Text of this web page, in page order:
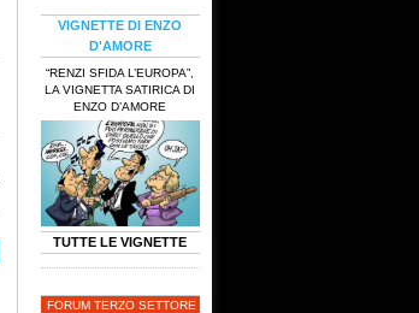
VIGNETTE DI ENZO
D'AMORE
“RENZI SFIDA L’EUROPA”,
LA VIGNETTA SATIRICA DI
ENZO D’AMORE
TUTTE LE VIGNETTE
FORUM TERZO SETTORE